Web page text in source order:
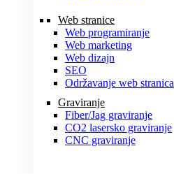
Web stranice
Web programiranje
Web marketing
Web dizajn
SEO
Održavanje web stranica
Graviranje
Fiber/Jag graviranje
CO2 lasersko graviranje
CNC graviranje